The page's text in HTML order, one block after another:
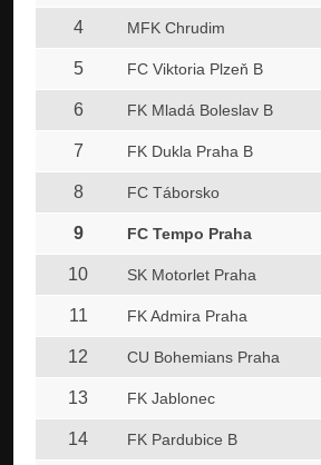
4 MFK Chrudim
5 FC Viktoria Plzeň B
6 FK Mladá Boleslav B
7 FK Dukla Praha B
8 FC Táborsko
9 FC Tempo Praha
10 SK Motorlet Praha
11 FK Admira Praha
12 CU Bohemians Praha
13 FK Jablonec
14 FK Pardubice B